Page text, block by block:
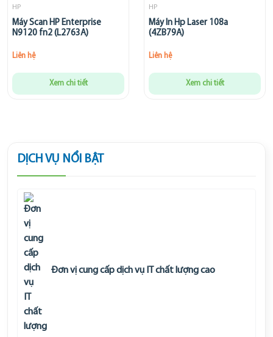
HP
Máy Scan HP Enterprise
N9120 fn2 (L2763A)
Liên hệ
Xem chi tiết
HP
Máy In Hp Laser 108a
(4ZB79A)
Liên hệ
Xem chi tiết
DỊCH VỤ NỔI BẬT
Đơn vị cung cấp dịch vụ IT chất lượng cao